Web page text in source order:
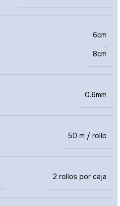
6cm
,
8cm
0.6mm
50 m / rollo
2 rollos por caja